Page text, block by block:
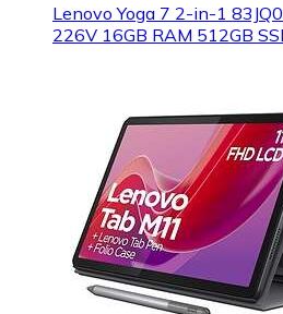
Lenovo Yoga 7 2-in-1
226V 16GB RAM 512GB